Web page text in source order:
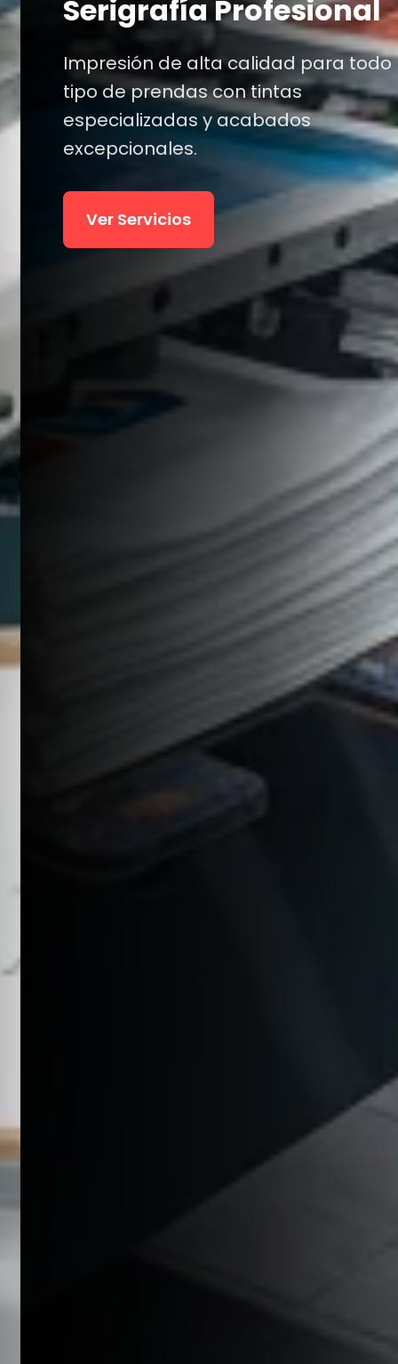
para todo
Corporativos
Maquilamos tus
uniformes industriales
alta calidad.
Ver Promociones